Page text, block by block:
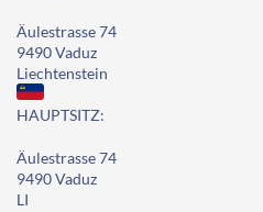
Äulestrasse 74
9490 Vaduz
Liechtenstein
HAUPTSITZ:
Äulestrasse 74
9490 Vaduz
LI